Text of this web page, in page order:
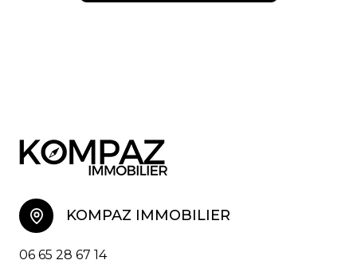
KOMPAZ IMMOBILIER
06 65 28 67 14